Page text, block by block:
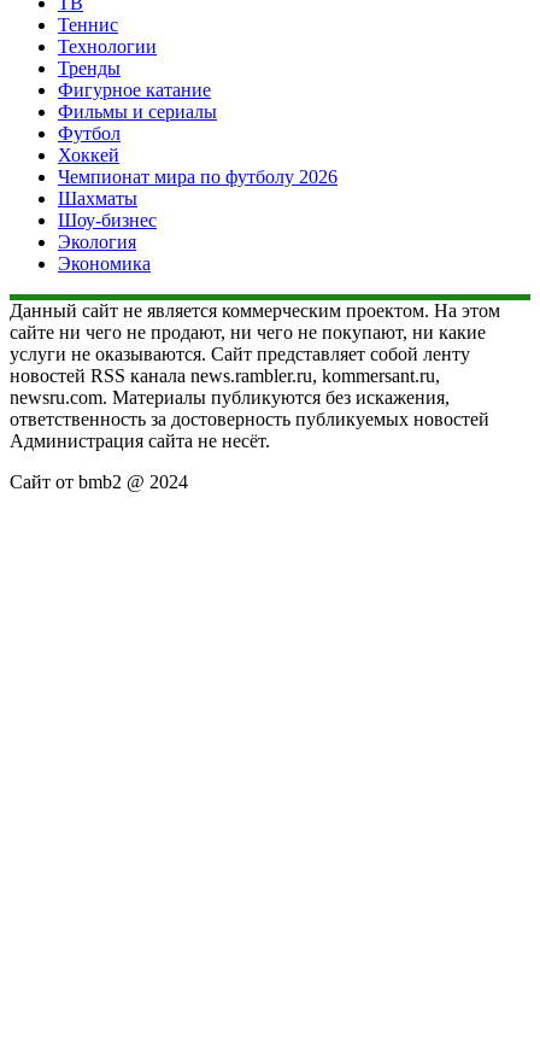
Теннис
Технологии
Тренды
Фигурное катание
Фильмы и сериалы
Футбол
Хоккей
Чемпионат мира по футболу 2026
Шахматы
Шоу-бизнес
Экология
Экономика
Данный сайт не является коммерческим проектом. На этом
сайте ни чего не продают, ни чего не покупают, ни какие
услуги не оказываются. Сайт представляет собой ленту
новостей RSS канала news.rambler.ru, kommersant.ru,
newsru.com. Материалы публикуются без искажения,
ответственность за достоверность публикуемых новостей
Администрация сайта не несёт.
Сайт от bmb2 @ 2024